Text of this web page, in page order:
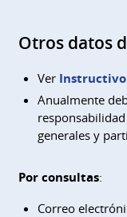
Otros datos
Ver Instructivo.
Anualmente
generales y
Por consultas:
Correo